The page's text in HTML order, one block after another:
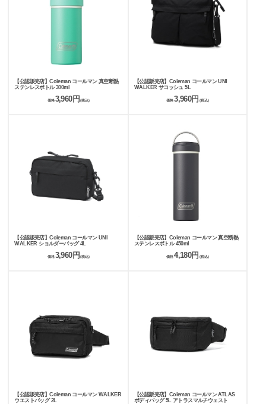
【公認販売店】Coleman コールマン 真空断熱
ステンレスボトル 300ml
価格 3,960円(税込)
【公認販売店】Coleman コールマン UNI
WALKER サコッシュ 5L
価格3,960円 (税込)
【公認販売店】Coleman コールマン UNI
WALKER ショルダーバッグ 4L
価格 3,960円 (税込)
【公認販売店】Coleman コールマン 真空断熱
ステンレスボトル 450ml
価格4,180円 (税込)
【公認販売店】Coleman コールマン WALKER
ウエストバッグ 2L
【公認販売店】Coleman コールマン ATLAS
ボディバッグ 5L アトラスマルチウェスト